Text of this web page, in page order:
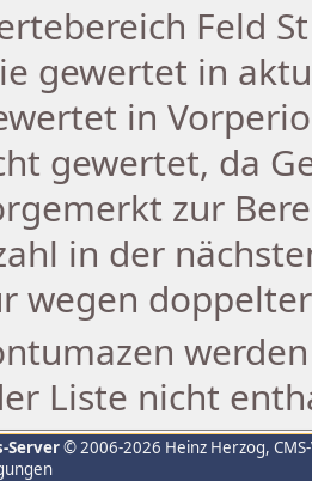
Feld
gewertet in
in
gewertet, da
zur
in der
wegen
Liste nicht
Server© 2006-2026 Heinz Herzog,